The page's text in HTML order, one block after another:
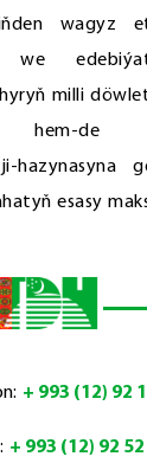
wagyz
we
milli
de
hazynasyna
esasy
+ 993 (12) 92
+ 993 (12) 92